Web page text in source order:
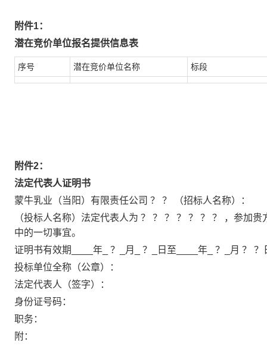
附件1：
潜在竞价单位报名提供信息表
序号 潜在竞价单位名称 标段
附件2：
法定代表人证明书
蒙牛乳业（当阳）有限责任公司 ？ ？ （招标人名称）：
（投标人名称）法定代表人为 ？ ？ ？ ？ ？ ？ ？ ，参加
中的一切事宜。
证明书有效期____年_ ？_月_ ？_日至____年_ ？_月 ？ ？
投标单位全称（公章）：
法定代表人（签字）：
身份证号码：
职务：
附：